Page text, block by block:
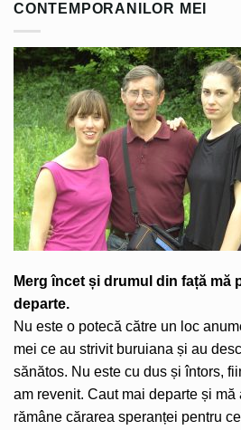
CONTEMPORANILOR MEI
Merg încet și drumul din față mă
departe.
Nu este o potecă către un loc
mei ce au strivit buruiana și au
sănătos. Nu este cu dus și întors,
am revenit. Caut mai departe și mă
rămâne cărarea speranței pentru